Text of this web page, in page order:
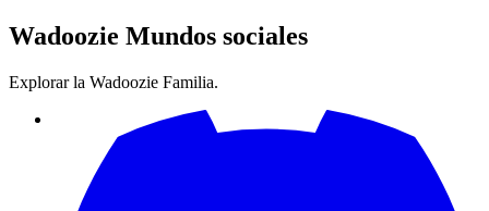
Wadoozie Mundos sociales
Explorar la Wadoozie Familia.